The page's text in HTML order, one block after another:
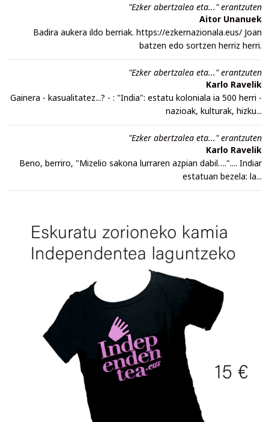
"Ezker abertzalea eta..." erantzuten
Aitor Unanuek
Badira aukera ildo berriak. https://ezkernazionala.eus/ Joan
batzen edo sortzen herriz herri.
"Ezker abertzalea eta..." erantzuten
Karlo Ravelik
Gainera - kasualitatez...? - : "India": estatu koloniala ia 500 herri -
nazioak, kulturak, hizku...
"Ezker abertzalea eta..." erantzuten
Karlo Ravelik
Beno, berriro, "Mizelio sakona lurraren azpian dabil….".... Indiar
estatuan bezela: la...